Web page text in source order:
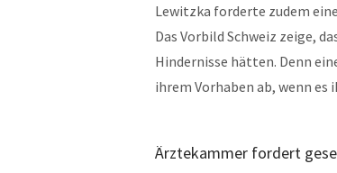
Lewitzka forderte zudem
Das Vorbild Schweiz zeige,
Hindernisse hätten. Denn
ihrem Vorhaben ab, wenn es
Ärztekammer fordert